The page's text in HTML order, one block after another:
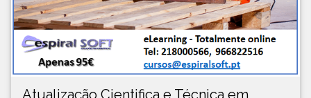
Atualização Cientifica e Técnica em